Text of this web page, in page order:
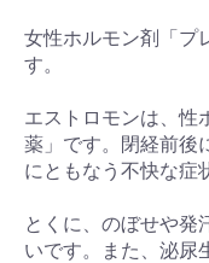
女性ホルモン剤「プ
す。
エストロモンは、性
薬」です。閉経前後
にともなう不快な症
とくに、のぼせや発
いです。また、泌尿